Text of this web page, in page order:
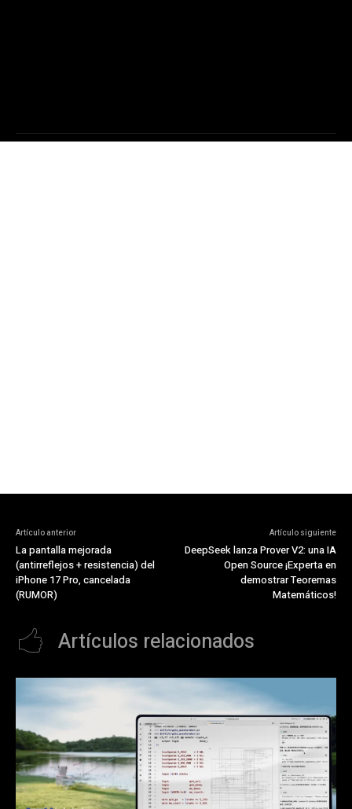
Artículo anterior
La pantalla mejorada
(antirreflejos + resistencia) del
iPhone 17 Pro, cancelada
(RUMOR)
Artículo siguiente
DeepSeek lanza Prover V2: una IA
Open Source ¡Experta en
demostrar Teoremas
Matemáticos!
Artículos relacionados